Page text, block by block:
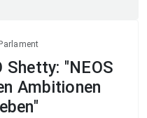
Shetty: "NEOS
Ambitionen